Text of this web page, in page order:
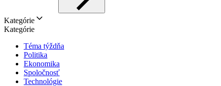
Kategórie
Kategórie
Téma týždňa
Politika
Ekonomika
Spoločnosť
Technológie